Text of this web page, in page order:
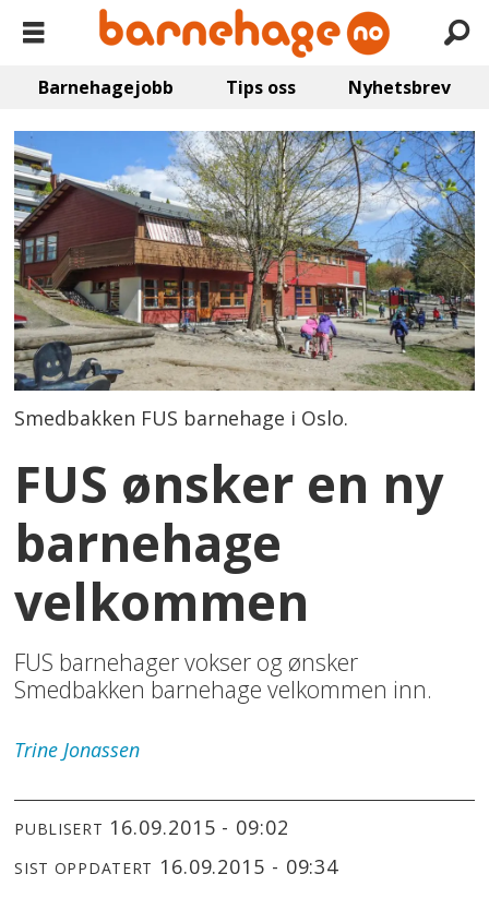
Barnehagejobb Tips oss Nyhetsbrev
Smedbakken FUS barnehage i Oslo.
FUS ønsker en ny
barnehage
velkommen
FUS barnehager vokser og ønsker
Smedbakken barnehage velkommen inn.
Trine Jonassen
PUBLISERT 16.09.2015 - 09:02
SIST OPPDATERT 16.09.2015 - 09:34